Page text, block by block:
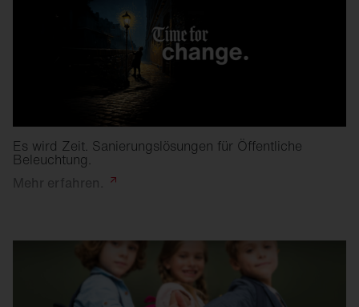
Es wird Zeit. Sanierungslösungen für Öffentliche
Beleuchtung.
Mehr erfahren.